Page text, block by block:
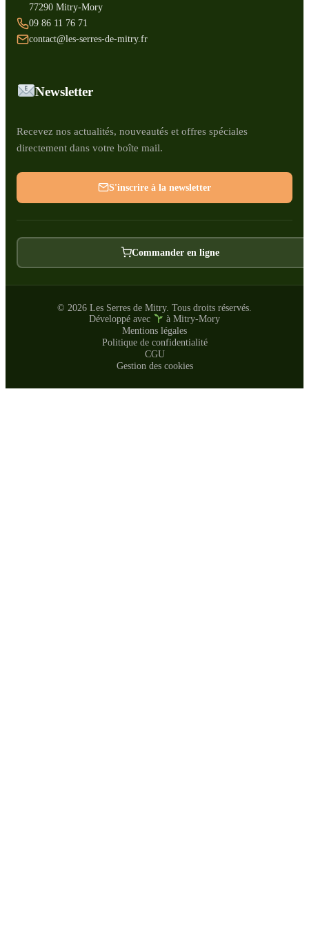
77290 Mitry-Mory
09 86 11 76 71
contact@les-serres-de-mitry.fr
Newsletter
Recevez nos actualités, nouveautés et offres spéciales
directement dans votre boîte mail.
S'inscrire à la newsletter
Commander en ligne
© 2026 Les Serres de Mitry. Tous droits réservés.
Développé avec à Mitry-Mory
Mentions légales
Politique de confidentialité
CGU
Gestion des cookies